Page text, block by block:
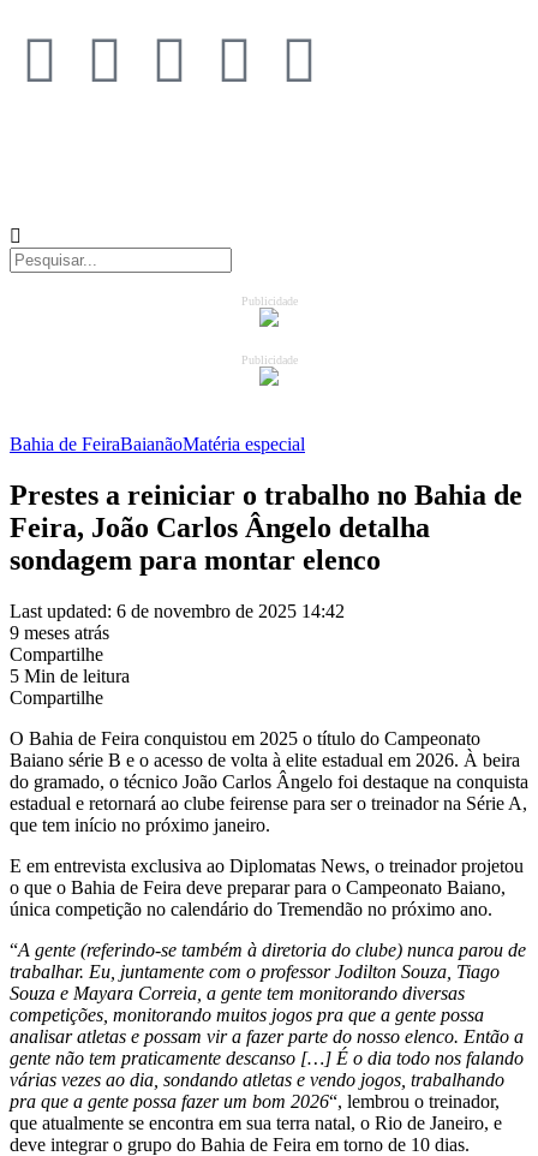
Publicidade
Publicidade
Bahia de FeiraBaianãoMatéria especial
Prestes a reiniciar o trabalho no Bahia de
Feira, João Carlos Ângelo detalha
sondagem para montar elenco
Last updated: 6 de novembro de 2025 14:42
9 meses atrás
Compartilhe
5 Min de leitura
Compartilhe
O Bahia de Feira conquistou em 2025 o título do Campeonato
Baiano série B e o acesso de volta à elite estadual em 2026. À beira
do gramado, o técnico João Carlos Ângelo foi destaque na conquista
estadual e retornará ao clube feirense para ser o treinador na Série A,
que tem início no próximo janeiro.
E em entrevista exclusiva ao Diplomatas News, o treinador projetou
o que o Bahia de Feira deve preparar para o Campeonato Baiano,
única competição no calendário do Tremendão no próximo ano.
“A gente (referindo-se também à diretoria do clube) nunca parou de
trabalhar. Eu, juntamente com o professor Jodilton Souza, Tiago
Souza e Mayara Correia, a gente tem monitorando diversas
competições, monitorando muitos jogos pra que a gente possa
analisar atletas e possam vir a fazer parte do nosso elenco. Então a
gente não tem praticamente descanso […] É o dia todo nos falando
várias vezes ao dia, sondando atletas e vendo jogos, trabalhando
pra que a gente possa fazer um bom 2026“, lembrou o treinador,
que atualmente se encontra em sua terra natal, o Rio de Janeiro, e
deve integrar o grupo do Bahia de Feira em torno de 10 dias.